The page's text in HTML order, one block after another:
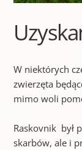
W niektórych
zwierzęta
mimo woli
Raskovnik był
skarbów, ale i